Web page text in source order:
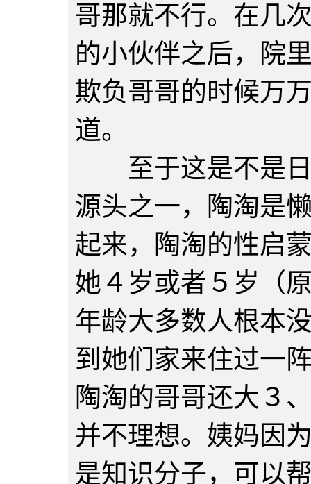
哥那就不行。在几
的小伙伴之后，院
欺负哥哥的时候万
道。
至于这是不是日
源头之一，陶淘是
起来，陶淘的性启
她４岁或者５岁（
年龄大多数人根本
到她们家来住过一
陶淘的哥哥还大３
并不理想。姨妈因
是知识分子，可以